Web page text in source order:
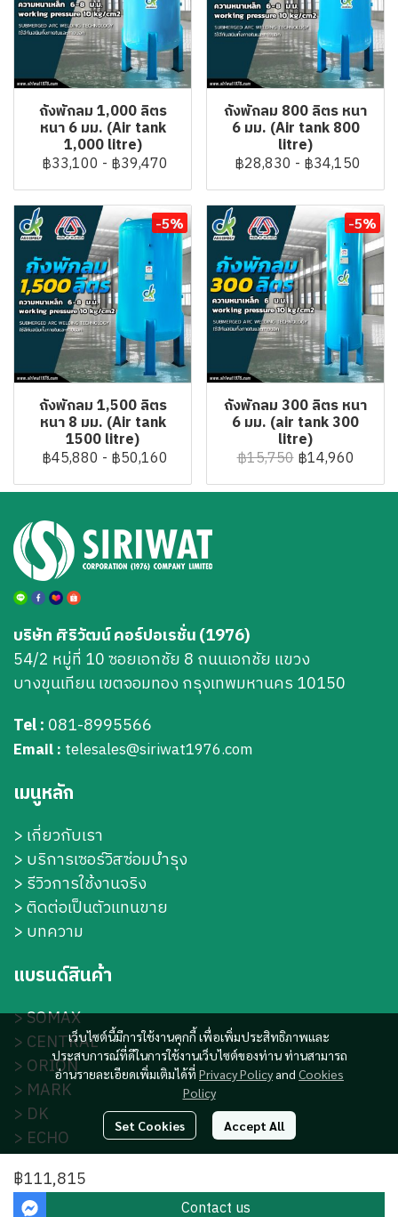
ถังพักลม 1,000 ลิตร
หนา 6 มม. (Air tank
1,000 litre)
฿33,100 - ฿39,470
ถังพักลม 800 ลิตร หนา
6 มม. (Air tank 800
litre)
฿28,830 - ฿34,150
-5%
ถังพักลม 1,500 ลิตร
หนา 8 มม. (Air tank
1500 litre)
฿45,880 - ฿50,160
-5%
ถังพักลม 300 ลิตร หนา
6 มม. (air tank 300
litre)
฿15,750 ฿14,960
฿111,815
Contact us
เว็บไซต์นี้มีการใช้งานคุกกี้ เพื่อเพิ่มประสิทธิภาพและ
ประสบการณ์ที่ดีในการใช้งานเว็บไซต์ของท่าน ท่านสามารถ
อ่านรายละเอียดเพิ่มเติมได้ที่ Privacy Policyand Cookies
Policy
Set Cookies Accept All
บริษัท ศิริวัฒน์ คอร์ปอเรชั่น (1976)
54/2 หมู่ที่ 10 ซอยเอกชัย 8 ถนนเอกชัย แขวง
บางขุนเทียน เขตจอมทอง กรุงเทพมหานคร 10150
Tel : 081-8995566
Email : telesales@siriwat1976.com
เมนูหลัก
> เกี่ยวกับเรา
> บริการเซอร์วิสซ่อมบำรุง
> รีวิวการใช้งานจริง
> ติดต่อเป็นตัวแทนขาย
> บทความ
แบรนด์สินค้า
>SOMAX
> CENTRAL
> ORION
> MARK
> DK
> ECHO
>S-DK